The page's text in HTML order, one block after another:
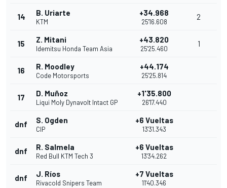
14 B. Uriarte
KTM
+34.968
25'16.608
2
15 Z. Mitani
Idemitsu Honda Team Asia
+43.820
25'25.460
1
16 R. Moodley
Code Motorsports
+44.174
25'25.814
17 D. Muñoz
Liqui Moly Dynavolt Intact GP
+1'35.800
26'17.440
dnf S. Ogden
CIP
+6 Vueltas
13'31.343
dnf R. Salmela
Red Bull KTM Tech 3
+6 Vueltas
13'34.262
dnf J. Ríos
Rivacold Snipers Team
+7 Vueltas
11'40.346